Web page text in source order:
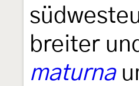
breiter
maturna